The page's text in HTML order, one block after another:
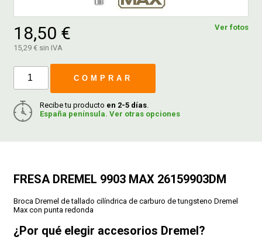
Ver fotos
18,50 €
15,29 € sin IVA
COMPRAR
Recibe tu producto en 2-5 días.
España península. Ver otras opciones
FRESA DREMEL 9903 MAX 26159903DM
Broca Dremel de tallado cilíndrica de carburo de tungsteno Dremel
Max con punta redonda
¿Por qué elegir accesorios Dremel?
DESPIECE
DEVOLUCIONES